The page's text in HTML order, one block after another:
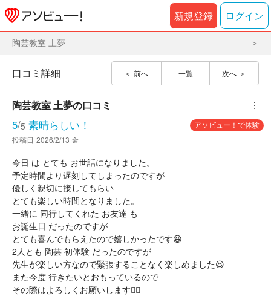
新規登録 ログイン
陶芸教室 土夢
前へ 一覧 次へ
口コミ詳細
陶芸教室 土夢の口コミ ︙
5/5 素晴らしい！
アソビュー！で体験
投稿日 2026/2/13 金
今日 は とても お世話になりました。
予定時間より遅刻してしまったのですが
優しく親切に接してもらい
とても楽しい時間となりました。
一緒に 同行してくれた お友達 も
お誕生日 だったのですが
とても喜んでもらえたので嬉しかったです😆
2人とも 陶芸 初体験 だったのですが
先生が楽しい方なので緊張することなく楽しめました😆
また今度 行きたいとおもっているので
その際はよろしくお願いします🙇‍♀️